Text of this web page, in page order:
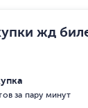
жд
за пару минут